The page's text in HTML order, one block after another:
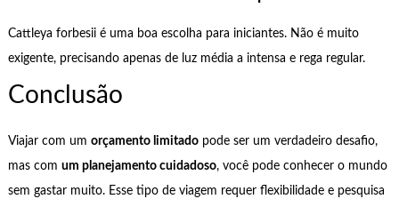
Cattleya forbesii é uma boa escolha para iniciantes. Não é muito
exigente, precisando apenas de luz média a intensa e rega regular.
Conclusão
Viajar com um orçamento limitadopode ser um verdadeiro desafio,
mas com um planejamento cuidadoso, você pode conhecer o mundo
sem gastar muito. Esse tipo de viagem requer flexibilidade e pesquisa